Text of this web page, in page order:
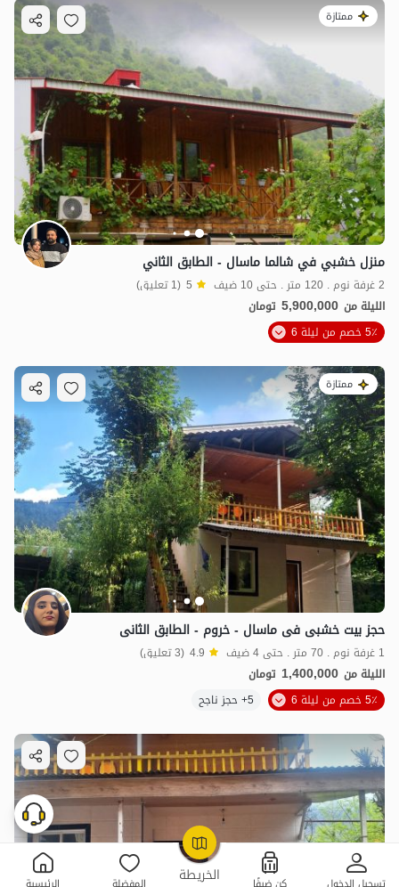
الخريطة OpenStreetMap
ممتازة
منزل خشبي في شالما ماسال - الطابق الثاني
2 غرفة نوم . 120 متر . حتى 10 ضيف 5 (1 تعليق)
الليلة من 5,900,000 تومان
5٪ خصم من ليلة 6
ممتازة
حجز بیت خشبی فی ماسال - خروم - الطابق الثانی
1 غرفة نوم . 70 متر . حتى 4 ضيف 4.9 (3 تعليق)
الليلة من 1,400,000 تومان
5٪ خصم من ليلة 6
5+ حجز ناجح